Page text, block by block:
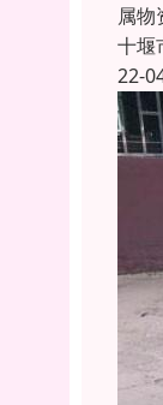
属
十堰
22-